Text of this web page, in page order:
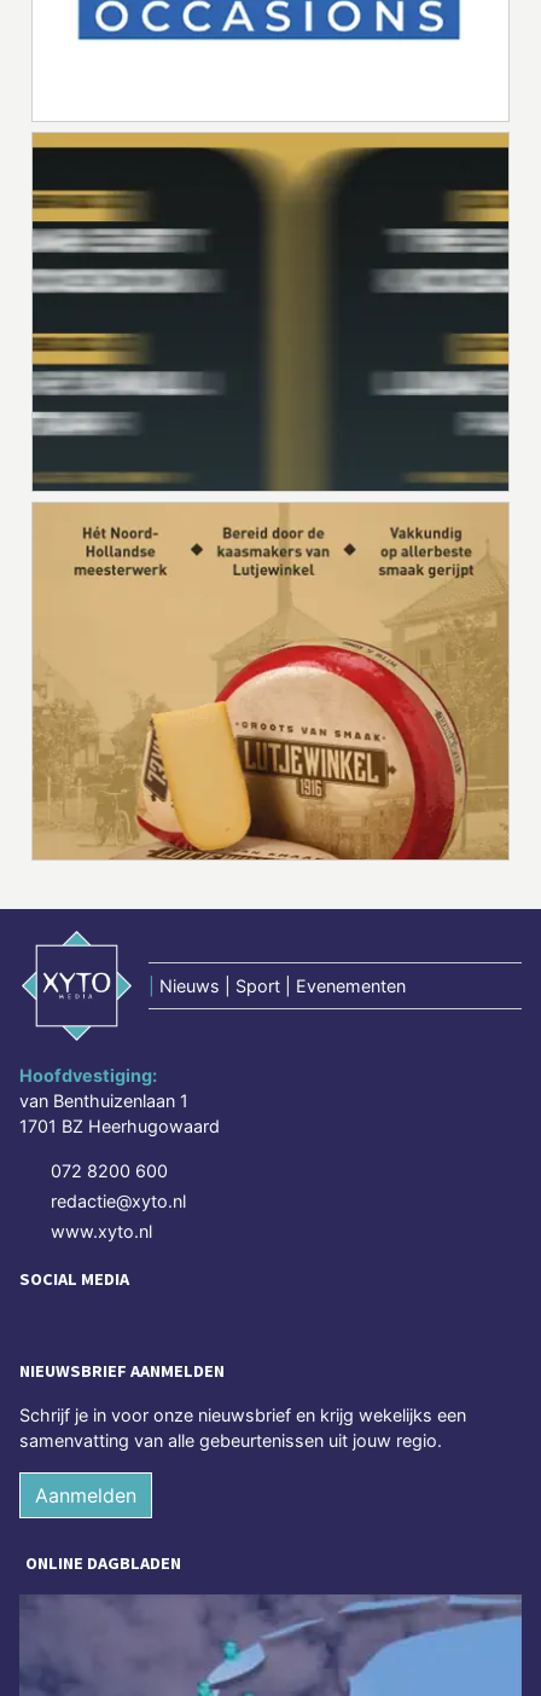
Nieuws | Sport | Evenementen
Hoofdvestiging:
van Benthuizenlaan 1
1701 BZ Heerhugowaard
072 8200 600
redactie@xyto.nl
www.xyto.nl
SOCIAL MEDIA
NIEUWSBRIEF AANMELDEN
Schrijf je in voor onze nieuwsbrief en krijg wekelijks een
samenvatting van alle gebeurtenissen uit jouw regio.
Aanmelden
ONLINE DAGBLADEN